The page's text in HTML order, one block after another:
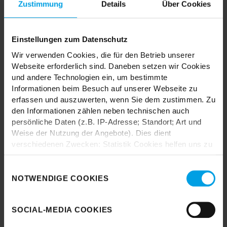
Zustimmung Details Über Cookies
Einstellungen zum Datenschutz
Wir verwenden Cookies, die für den Betrieb unserer
Webseite erforderlich sind. Daneben setzen wir Cookies
und andere Technologien ein, um bestimmte
Informationen beim Besuch auf unserer Webseite zu
erfassen und auszuwerten, wenn Sie dem zustimmen. Zu
den Informationen zählen neben technischen auch
persönliche Daten (z.B. IP-Adresse; Standort; Art und
Weise der Nutzung der Angebote). Dies dient
verschiedenen Zwecken: Statistik Cookies helfen uns zu
anonymisiert für statistische Zwecke auszuwerten.
Marketing Cookies helfen uns, Ihnen personalisierte
Werbung anzuzeigen. Social-Media-Cookies ermöglichen
es, eine Verbindung zu sozialen Netzwerken aufzubauen,
NOTWENDIGE COOKIES
SOCIAL-MEDIA COOKIES
TRENDHOPPER STORES
Wie wäre es mit einer großen Portion Inspiration und Kreativität?
In unseren Stores findest du alle Trendhopper Möbel, Stoffe und
Styles.
Durch das Laden akzeptieren Sie die
Karte laden